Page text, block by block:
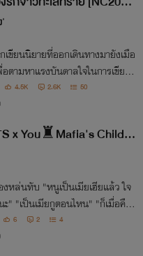
(อ่านฟรี)
'
ขียนนิยายที่ออกเดินทางมายังเมือ
อตามหาแรงบันดาลใจในการเขียน
ทั่งได้พบกับ 'ซีค' เจ้าชายที่สั่งประ
าตั้งแต่วันแรกที่เจอ เรื่องราวความ
งจะลงเอยอย่างไร...
4.5K 2.6K 50
x You♜Mafia's Child
#เฮียมาเฟีย
หล่นทับ "หนูเป็นเมียเฮียแล้ว ใจ
" "เป็นเมียกูตอนไหน" "ก็เมื่อคื
นหรอ ชิงหลับก่อนกู น้ำก็ไม่อาบ ไ
กอย่างมึงอ่ะ บราเปียกก็ไม่ถอด
6 2 4